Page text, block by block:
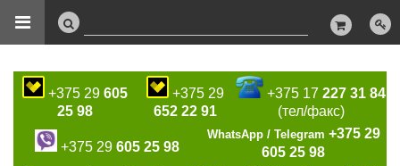
+375 29 605
25 98
+375 29
652 22 91
+375 17227 31 84
(тел/факс)
+375 29 605 25 98
WhatsApp / Telegram +375 29
605 25 98